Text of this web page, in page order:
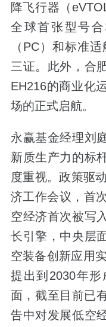
降飞行器（
全球首张型号
（PC）和标准
三证。此外，合
EH216的商业化
场的正式启航。
永赢基金经理刘
新质生产力的标
度重视。政策驱
济工作会议，首
空经济首次被写
长引擎，中央层
空装备创新应用
提出到2030年
面，截至目前已
告中对发展低空